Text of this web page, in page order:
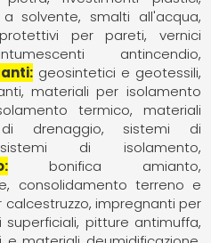
solvente
smalti all'acqua
per pareti
vernici
antincendio
geosintetici e geotessili
materiali per isolamento
termico
materiali
drenaggio
sistemi di
sistemi di isolamento
bonifica amianto
consolidamento terreno e
impregnanti per
pitture antimuffa